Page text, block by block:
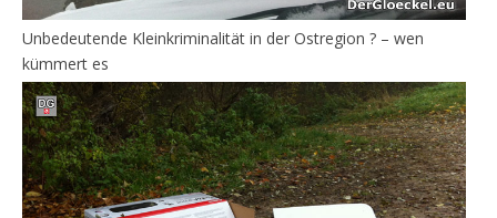
Unbedeutende Kleinkriminalität in der Ostregion ? – wen
kümmert es